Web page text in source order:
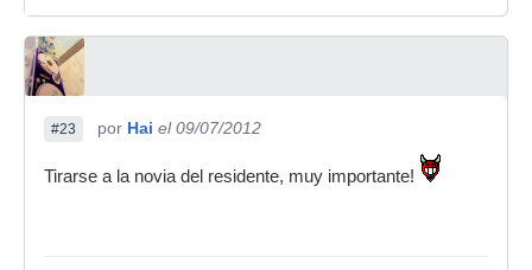
#23 por Hai el 09/07/2012
Tirarse a la novia del residente, muy importante!